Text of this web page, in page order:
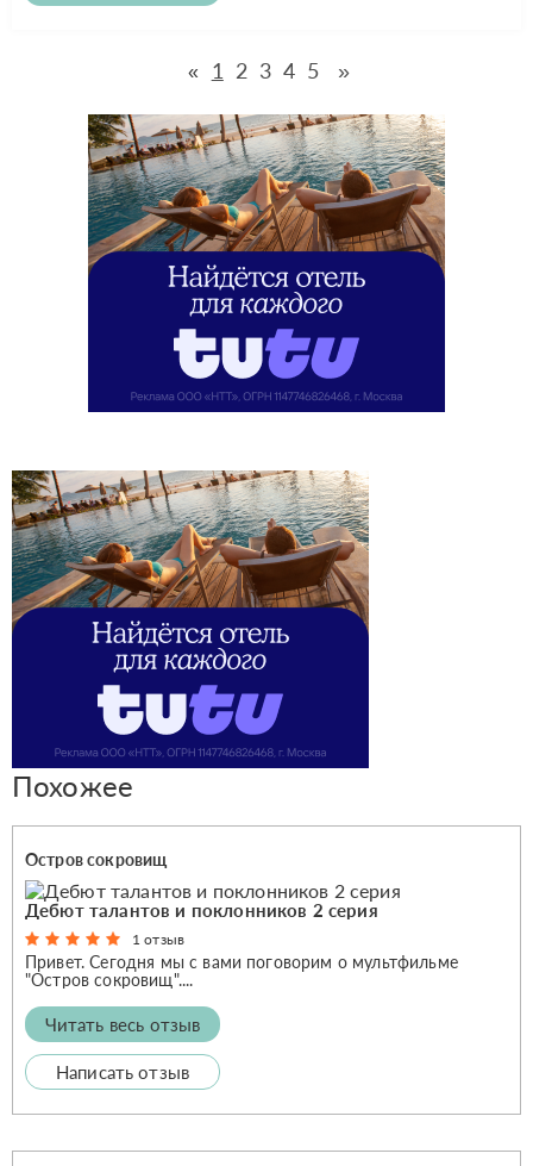
« 1 2 3 4 5 »
Похожее
Остров сокровищ
Дебют талантов и поклонников 2 серия
1 отзыв
Привет. Сегодня мы с вами поговорим о мультфильме
"Остров сокровищ"....
Читать весь отзыв
Написать отзыв